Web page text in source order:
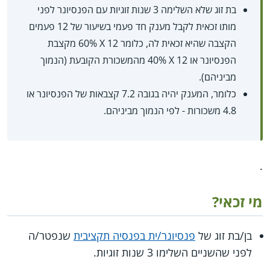
בת זוג שלא השלימה 3 שנות זוגיות עם הפנסיונר לפני
מותו זכאית לקבל מענק חד פעמי בשיעור של 12 פעמים
הקצבה שהיא זכאית לה, כלומר 12 X‏ 60% מקצבת
הפנסיונר או 12 X‏ 40% מהמשכורת הקובעת (הנמוך
מביניהם).
כלומר, המענק יהיה בגובה 7.2 קצבאות של הפנסיונר או
4.8 משכורות - לפי הנמוך מביניהם.
.
מי זכאי?
בן/בת זוג של פנסיונר/ית בפנסיה תקציבית שנפטר/ה
לפני שהשניים השלימו 3 שנות זוגיות.